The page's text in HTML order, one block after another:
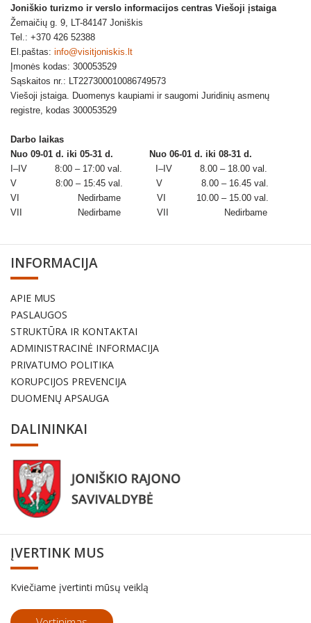
Joniškio turizmo ir verslo informacijos centras Viešoji įstaiga
Žemaičių g. 9, LT-84147 Joniškis
Tel.: +370 426 52388
El.paštas: info@visitjoniskis.lt
Įmonės kodas: 300053529
Sąskaitos nr.: LT227300010086749573
Viešoji įstaiga. Duomenys kaupiami ir saugomi Juridinių asmenų
registre, kodas 300053529
Darbo laikas
Nuo 09-01 d. iki 05-31 d. Nuo 06-01 d. iki 08-31 d.
I–IV 8:00 – 17:00 val. I–IV 8.00 – 18.00 val.
V 8:00 – 15:45 val. V 8.00 – 16.45 val.
VI Nedirbame VI 10.00 – 15.00 val.
VII Nedirbame VII Nedirbame
INFORMACIJA
APIE MUS
PASLAUGOS
STRUKTŪRA IR KONTAKTAI
ADMINISTRACINĖ INFORMACIJA
PRIVATUMO POLITIKA
KORUPCIJOS PREVENCIJA
DUOMENŲ APSAUGA
DALININKAI
ĮVERTINK MUS
Kviečiame įvertinti mūsų veiklą